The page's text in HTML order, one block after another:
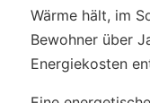
Wärme hält, im
Bewohner über
Energiekosten